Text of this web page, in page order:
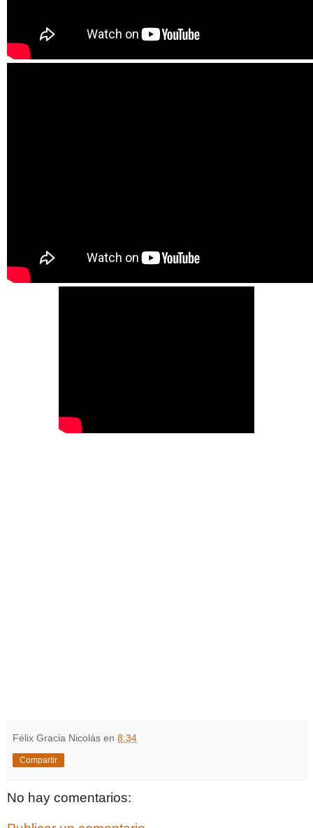
Félix Gracia Nicolás en 8:34
Compartir
No hay comentarios: